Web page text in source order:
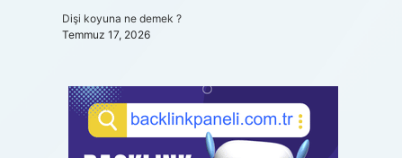
Dişi koyuna ne demek ?
Temmuz 17, 2026